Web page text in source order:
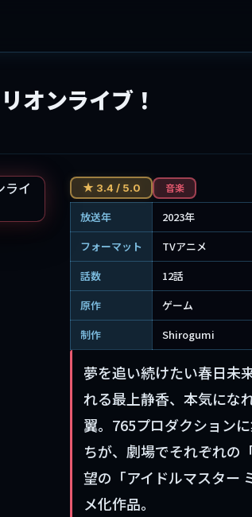
オンライブ！
★ 3.4 / 5.0 音楽
放送年
2023年
フォーマット
TVアニメ
話数
12話
原作
ゲーム
制作
Shirogumi
夢を追い続けたい春日未
れる最上静香、本気にな
翼。765プロダクション
ちが、劇場でそれぞれの
望の「アイドルマスター
メ化作品。